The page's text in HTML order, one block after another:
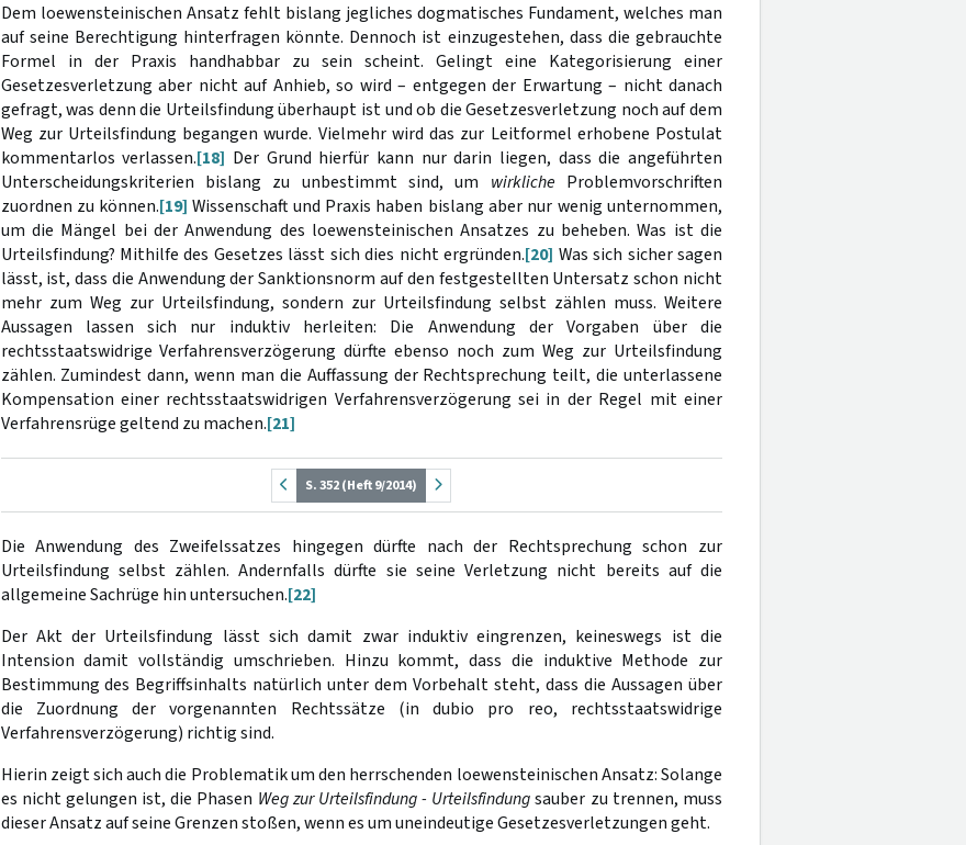
Dem loewensteinischen Ansatz fehlt bislang jegliches dogmatisches Fundament, welches man
auf seine Berechtigung hinterfragen könnte. Dennoch ist einzugestehen, dass die gebrauchte
Formel in der Praxis handhabbar zu sein scheint. Gelingt eine Kategorisierung einer
Gesetzesverletzung aber nicht auf Anhieb, so wird – entgegen der Erwartung – nicht danach
gefragt, was denn die Urteilsfindung überhaupt ist und ob die Gesetzesverletzung noch auf dem
Weg zur Urteilsfindung begangen wurde. Vielmehr wird das zur Leitformel erhobene Postulat
kommentarlos verlassen.[18] Der Grund hierfür kann nur darin liegen, dass die angeführten
Unterscheidungskriterien bislang zu unbestimmt sind, um wirkliche Problemvorschriften
zuordnen zu können.[19] Wissenschaft und Praxis haben bislang aber nur wenig unternommen,
um die Mängel bei der Anwendung des loewensteinischen Ansatzes zu beheben. Was ist die
Urteilsfindung? Mithilfe des Gesetzes lässt sich dies nicht ergründen.[20] Was sich sicher sagen
lässt, ist, dass die Anwendung der Sanktionsnorm auf den festgestellten Untersatz schon nicht
mehr zum Weg zur Urteilsfindung, sondern zur Urteilsfindung selbst zählen muss. Weitere
Aussagen lassen sich nur induktiv herleiten: Die Anwendung der Vorgaben über die
rechtsstaatswidrige Verfahrensverzögerung dürfte ebenso noch zum Weg zur Urteilsfindung
zählen. Zumindest dann, wenn man die Auffassung der Rechtsprechung teilt, die unterlassene
Kompensation einer rechtsstaatswidrigen Verfahrensverzögerung sei in der Regel mit einer
Verfahrensrüge geltend zu machen.[21]
S. 352 (Heft 9/2014)
Die Anwendung des Zweifelssatzes hingegen dürfte nach der Rechtsprechung schon zur
Urteilsfindung selbst zählen. Andernfalls dürfte sie seine Verletzung nicht bereits auf die
allgemeine Sachrüge hin untersuchen.[22]
Der Akt der Urteilsfindung lässt sich damit zwar induktiv eingrenzen, keineswegs ist die
Intension damit vollständig umschrieben. Hinzu kommt, dass die induktive Methode zur
Bestimmung des Begriffsinhalts natürlich unter dem Vorbehalt steht, dass die Aussagen über
die Zuordnung der vorgenannten Rechtssätze (in dubio pro reo, rechtsstaatswidrige
Verfahrensverzögerung) richtig sind.
Hierin zeigt sich auch die Problematik um den herrschenden loewensteinischen Ansatz: Solange
es nicht gelungen ist, die Phasen Weg zur Urteilsfindung - Urteilsfindungsauber zu trennen, muss
dieser Ansatz auf seine Grenzen stoßen, wenn es um uneindeutige Gesetzesverletzungen geht.